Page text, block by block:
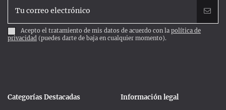
Acepto el tratamiento de mis datos de acuerdo con la política de
privacidad (puedes darte de baja en cualquier momento).
Categorías Destacadas Información legal